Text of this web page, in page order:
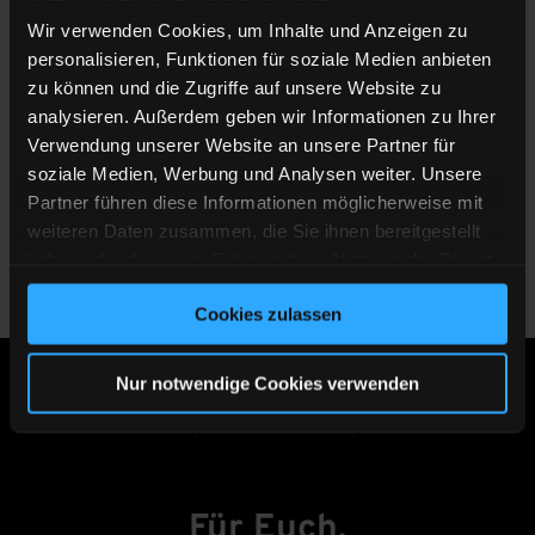
Wir verwenden Cookies, um Inhalte und Anzeigen zu
personalisieren, Funktionen für soziale Medien anbieten
zu können und die Zugriffe auf unsere Website zu
analysieren. Außerdem geben wir Informationen zu Ihrer
Verwendung unserer Website an unsere Partner für
soziale Medien, Werbung und Analysen weiter. Unsere
Partner führen diese Informationen möglicherweise mit
weiteren Daten zusammen, die Sie ihnen bereitgestellt
gesammelt haben.
Cookies zulassen
Nur notwendige Cookies verwenden
future stay at one of our hotels or more than 750
partner hotels around the world. Or perhaps you’d
like to donate your rewards to a worthy cause? No
problem – along with The Guestbook, we support
projects in 170 countries.